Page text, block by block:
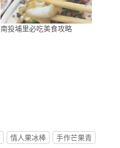
南投埔里必吃美食攻略
情人果冰棒 手作芒果青